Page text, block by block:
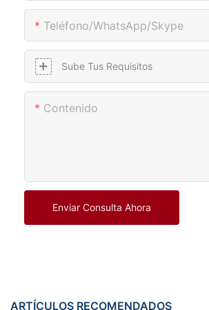
Teléfono/WhatsApp/Skype
Sube Tus Requisitos
Contenido
Enviar Consulta Ahora
ARTÍCULOS RECOMENDADOS